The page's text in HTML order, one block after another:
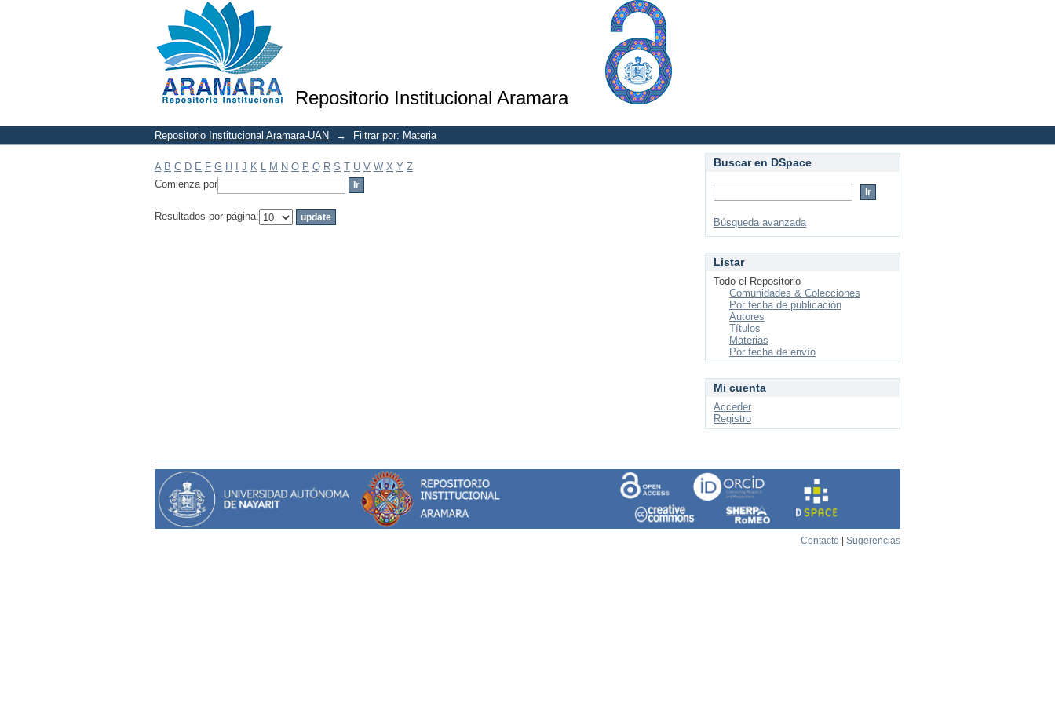
Repositorio Institucional Aramara
Filtrar por: Materia
Repositorio Institucional Aramara-UAN → Filtrar por: Materia
A B C D E F G H J K L M N O P Q R S T U V W X Y Z
Comienza por
Resultados por página:
Buscar en DSpace
Búsqueda avanzada
Listar
Todo el Repositorio
Comunidades & Colecciones
Por fecha de publicación
Autores
Títulos
Materias
Por fecha de envío
Mi cuenta
Acceder
Registro
Contacto Sugerencias